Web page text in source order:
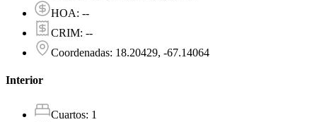
HOA: --
CRIM: --
Coordenadas: 18.20429, -67.14064
Interior
Cuartos: 1